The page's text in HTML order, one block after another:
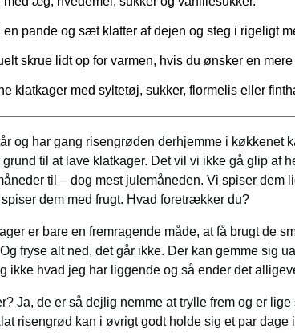
en pande og sæt klatter af dejen og steg i rigeligt
skrue lidt op for varmen, hvis du ønsker en
klatkager med syltetøj, sukker, flormelis eller
og har gang risengrøden derhjemme i køkkenet
grund til at lave klatkager. Det vil vi ikke gå glip af
til – dog mest julemåneden. Vi spiser dem
dem med frugt. Hvad foretrækker du?
er bare en fremragende måde, at få brugt de
fryse alt ned, det går ikke. Der kan gemme sig
ikke hvad jeg har liggende og så ender det
Ja, de er så dejlig nemme at trylle frem og er
risengrød kan i øvrigt godt holde sig et par